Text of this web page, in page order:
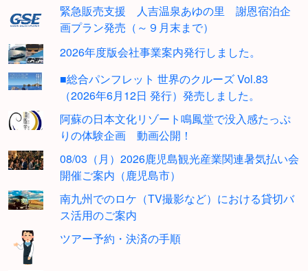
緊急販売支援 人吉温泉あゆの里 謝恩宿泊企
画プラン発売（～９月末まで）
2026年度版会社事業案内発行しました。
■総合パンフレット 世界のクルーズ Vol.83
（2026年6月12日 発行）発売しました。
阿蘇の日本文化リゾート鳴鳳堂で没入感たっぷ
りの体験企画 動画公開！
08/03（月）2026鹿児島観光産業関連暑気払い会
開催ご案内（鹿児島市）
南九州でのロケ（TV撮影など）における貸切バ
ス活用のご案内
ツアー予約・決済の手順